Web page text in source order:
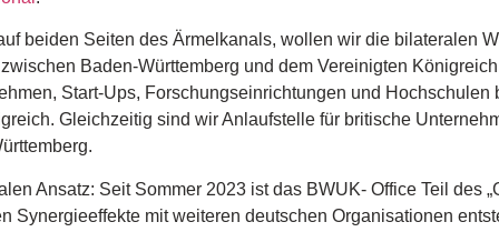
beiden Seiten des Ärmelkanals, wollen wir die bilateralen
Baden-Württemberg und dem Vereinigten
Start-Ups, Forschungseinrichtungen und Hochschulen
Gleichzeitig sind wir Anlaufstelle für britische
Ansatz: Seit Sommer 2023 ist das BWUK- Office Teil des
Synergieeffekte mit weiteren deutschen Organisationen